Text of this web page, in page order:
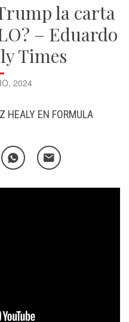
la carta
– Eduardo
Times
2024
HEALY EN FORMULA